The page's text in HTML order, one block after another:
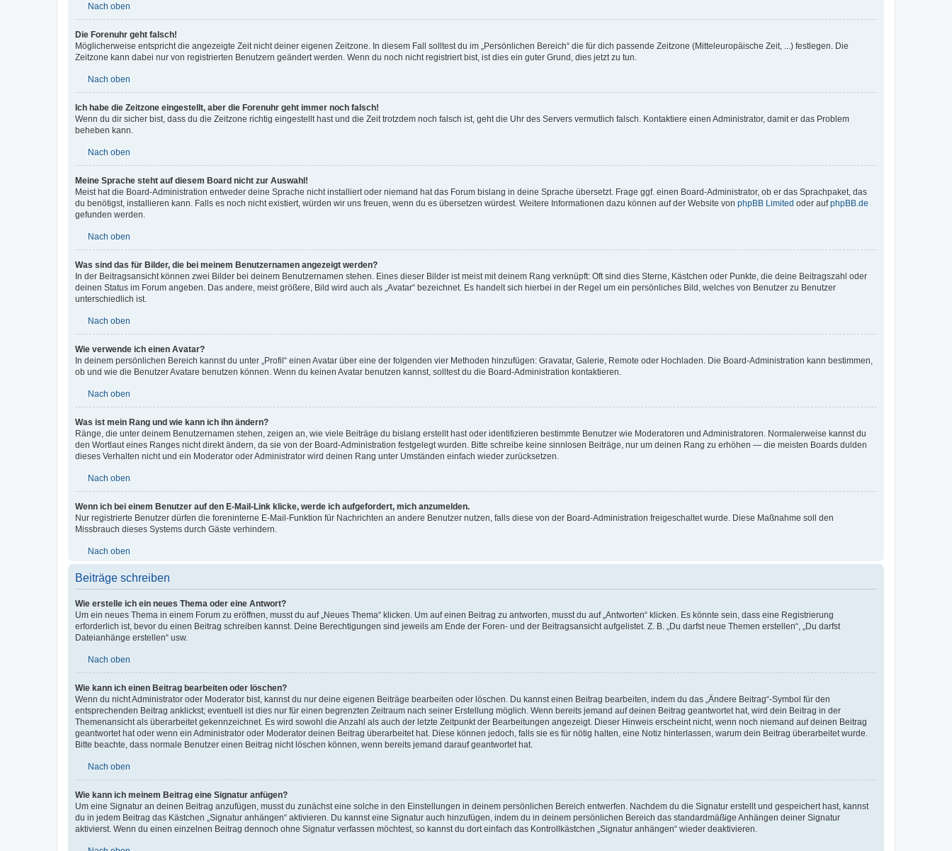
Nach oben
Die Forenuhr geht falsch!
Möglicherweise entspricht die angezeigte Zeit nicht deiner eigenen Zeitzone. In diesem Fall solltest du im „Persönlichen Bereich“ die für dich passende Zeitzone (Mitteleuropäische Zeit, ...) festlegen. Die
Zeitzone kann dabei nur von registrierten Benutzern geändert werden. Wenn du noch nicht registriert bist, ist dies ein guter Grund, dies jetzt zu tun.
Nach oben
Ich habe die Zeitzone eingestellt, aber die Forenuhr geht immer noch falsch!
Wenn du dir sicher bist, dass du die Zeitzone richtig eingestellt hast und die Zeit trotzdem noch falsch ist, geht die Uhr des Servers vermutlich falsch. Kontaktiere einen Administrator, damit er das Problem
beheben kann.
Nach oben
Meine Sprache steht auf diesem Board nicht zur Auswahl!
Meist hat die Board-Administration entweder deine Sprache nicht installiert oder niemand hat das Forum bislang in deine Sprache übersetzt. Frage ggf. einen Board-Administrator, ob er das Sprachpaket, das
du benötigst, installieren kann. Falls es noch nicht existiert, würden wir uns freuen, wenn du es übersetzen würdest. Weitere Informationen dazu können auf der Website von phpBB Limited oder aufphpBB.de
gefunden werden.
Nach oben
Was sind das für Bilder, die bei meinem Benutzernamen angezeigt werden?
In der Beitragsansicht können zwei Bilder bei deinem Benutzernamen stehen. Eines dieser Bilder ist meist mit deinem Rang verknüpft: Oft sind dies Sterne, Kästchen oder Punkte, die deine Beitragszahl oder
deinen Status im Forum angeben. Das andere, meist größere, Bild wird auch als „Avatar“ bezeichnet. Es handelt sich hierbei in der Regel um ein persönliches Bild, welches von Benutzer zu Benutzer
unterschiedlich ist.
Nach oben
Wie verwende ich einen Avatar?
In deinem persönlichen Bereich kannst du unter „Profil“ einen Avatar über eine der folgenden vier Methoden hinzufügen: Gravatar, Galerie, Remote oder Hochladen. Die Board-Administration kann bestimmen,
ob und wie die Benutzer Avatare benutzen können. Wenn du keinen Avatar benutzen kannst, solltest du die Board-Administration kontaktieren.
Nach oben
Was ist mein Rang und wie kann ich ihn ändern?
Ränge, die unter deinem Benutzernamen stehen, zeigen an, wie viele Beiträge du bislang erstellt hast oder identifizieren bestimmte Benutzer wie Moderatoren und Administratoren. Normalerweise kannst du
den Wortlaut eines Ranges nicht direkt ändern, da sie von der Board-Administration festgelegt wurden. Bitte schreibe keine sinnlosen Beiträge, nur um deinen Rang zu erhöhen — die meisten Boards dulden
dieses Verhalten nicht und ein Moderator oder Administrator wird deinen Rang unter Umständen einfach wieder zurücksetzen.
Nach oben
Wenn ich bei einem Benutzer auf den E-Mail-Link klicke, werde ich aufgefordert, mich anzumelden.
Nur registrierte Benutzer dürfen die foreninterne E-Mail-Funktion für Nachrichten an andere Benutzer nutzen, falls diese von der Board-Administration freigeschaltet wurde. Diese Maßnahme soll den
Missbrauch dieses Systems durch Gäste verhindern.
Nach oben
Beiträge schreiben
Wie erstelle ich ein neues Thema oder eine Antwort?
Um ein neues Thema in einem Forum zu eröffnen, musst du auf „Neues Thema“ klicken. Um auf einen Beitrag zu antworten, musst du auf „Antworten“ klicken. Es könnte sein, dass eine Registrierung
erforderlich ist, bevor du einen Beitrag schreiben kannst. Deine Berechtigungen sind jeweils am Ende der Foren- und der Beitragsansicht aufgelistet. Z. B. „Du darfst neue Themen erstellen“, „Du darfst
Dateianhänge erstellen“ usw.
Nach oben
Wie kann ich einen Beitrag bearbeiten oder löschen?
Wenn du nicht Administrator oder Moderator bist, kannst du nur deine eigenen Beiträge bearbeiten oder löschen. Du kannst einen Beitrag bearbeiten, indem du das „Ändere Beitrag“-Symbol für den
entsprechenden Beitrag anklickst; eventuell ist dies nur für einen begrenzten Zeitraum nach seiner Erstellung möglich. Wenn bereits jemand auf deinen Beitrag geantwortet hat, wird dein Beitrag in der
Themenansicht als überarbeitet gekennzeichnet. Es wird sowohl die Anzahl als auch der letzte Zeitpunkt der Bearbeitungen angezeigt. Dieser Hinweis erscheint nicht, wenn noch niemand auf deinen Beitrag
geantwortet hat oder wenn ein Administrator oder Moderator deinen Beitrag überarbeitet hat. Diese können jedoch, falls sie es für nötig halten, eine Notiz hinterlassen, warum dein Beitrag überarbeitet wurde.
Bitte beachte, dass normale Benutzer einen Beitrag nicht löschen können, wenn bereits jemand darauf geantwortet hat.
Nach oben
Wie kann ich meinem Beitrag eine Signatur anfügen?
Um eine Signatur an deinen Beitrag anzufügen, musst du zunächst eine solche in den Einstellungen in deinem persönlichen Bereich entwerfen. Nachdem du die Signatur erstellt und gespeichert hast, kannst
du in jedem Beitrag das Kästchen „Signatur anhängen“ aktivieren. Du kannst eine Signatur auch hinzufügen, indem du in deinem persönlichen Bereich das standardmäßige Anhängen deiner Signatur
aktivierst. Wenn du einen einzelnen Beitrag dennoch ohne Signatur verfassen möchtest, so kannst du dort einfach das Kontrollkästchen „Signatur anhängen“ wieder deaktivieren.